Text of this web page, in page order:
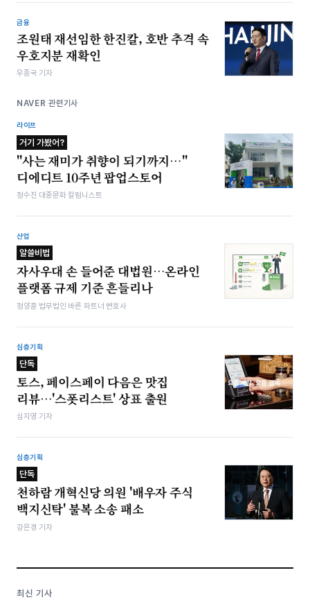
금융
조원태 재선임한 한진칼, 호반 추격 속
우호지분 재확인
우종국 기자
NAVER 관련기사
라이프
거기 가봤어?
"사는 재미가 취향이 되기까지…"
디에디트 10주년 팝업스토어
정수진 대중문화 칼럼니스트
산업
알쓸비법
자사우대 손 들어준 대법원…온라인
플랫폼 규제 기준 흔들리나
정양훈 법무법인 바른 파트너 변호사
심층기획
단독
토스, 페이스페이 다음은 맛집
리뷰…'스폿리스트' 상표 출원
심지영 기자
심층기획
단독
천하람 개혁신당 의원 '배우자 주식
백지신탁' 불복 소송 패소
강은경 기자
최신 기사